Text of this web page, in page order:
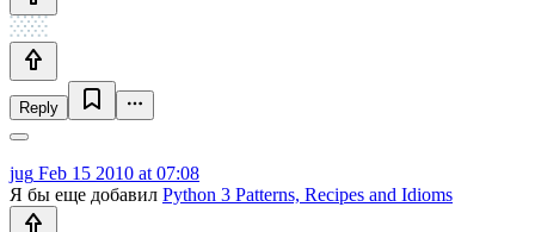
Reply
jug Feb 15 2010 at 07:08
Я бы еще добавил Python 3 Patterns, Recipes and Idioms